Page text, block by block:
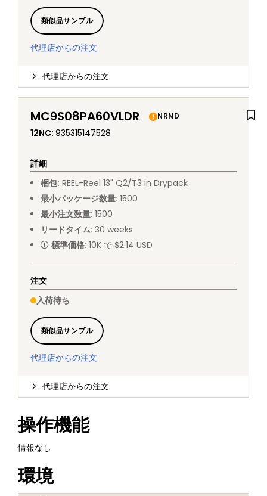
類似品サンプル
代理店からの注文
代理店からの注文
MC9S08PA60VLDR NRND
12NC: 935315147528
詳細
梱包: REEL-Reel 13" Q2/T3 in Drypack
最小パッケージ数量: 1500
最小注文数量: 1500
リードタイム: 30 weeks
標準価格: 10K で $2.14 USD
注文
入荷待ち
類似品サンプル
代理店からの注文
代理店からの注文
操作機能
情報なし
環境